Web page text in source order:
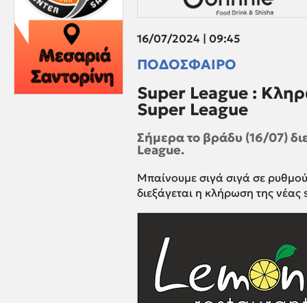
16/07/2024 | 09:45
ΠΟΔΟΣΦΑΙΡΟ
Super League :
Super League
Σήμερα το βράδυ (16/07)
League.
Μπαίνουμε σιγά σιγά σε
διεξάγεται η κλήρωση της